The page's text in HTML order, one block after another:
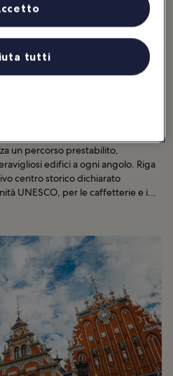
cosa vedere
giovane. Con oltre 800 edifici in
un percorso prestabilito,
edifici a ogni angolo. Riga
centro storico dichiarato
UNESCO, per le caffetterie e i...
tutti